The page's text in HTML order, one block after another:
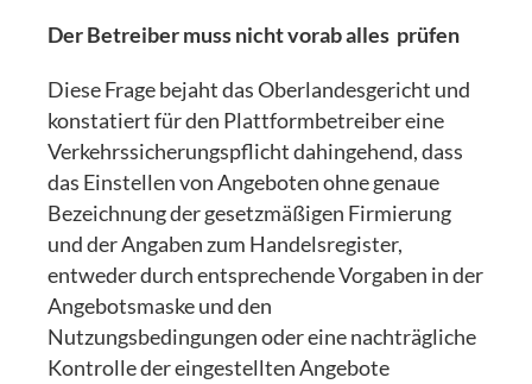
Der Betreiber muss nicht vorab alles prüfen
Diese Frage bejaht das Oberlandesgericht und
konstatiert für den Plattformbetreiber eine
Verkehrssicherungspflicht dahingehend, dass
das Einstellen von Angeboten ohne genaue
Bezeichnung der gesetzmäßigen Firmierung
und der Angaben zum Handelsregister,
entweder durch entsprechende Vorgaben in der
Angebotsmaske und den
Nutzungsbedingungen oder eine nachträgliche
Kontrolle der eingestellten Angebote